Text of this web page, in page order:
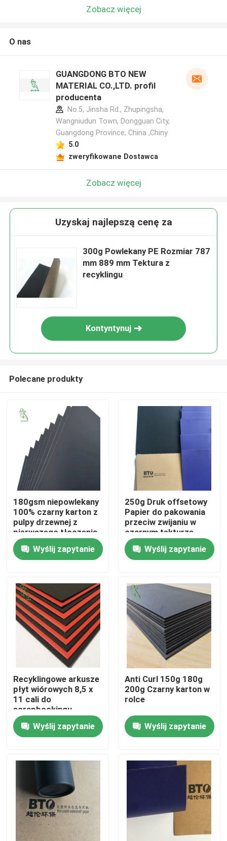
Dom
O nas
Wycieczka po fabryce
Kontrola jakości
Skontaktuj się z nami
Poprosić o wycenę
Papier ochronny do podłóg
Tymczasowa rolka zabezpieczająca podłogę
Ochrona podłogi z papieru kraft
Zobacz więcej
O nas
GUANGDONG BTO NEW
MATERIAL CO.,LTD. profil
producenta
No.5, Jinsha Rd., Zhupingsha,
Wangniudun Town, Dongguan City,
Guangdong Province, China ,Chiny
5.0
zweryfikowane Dostawca
Zobacz więcej
Uzyskaj najlepszą cenę za
300g Powlekany PE Rozmiar 787
mm 889 mm Tektura z
recyklingu
Kontyntynuj
Polecane produkty
180gsm niepowlekany
100% czarny karton z
pulpy drzewnej z
pierwszego tłoczenia
Wyślij zapytanie
250g Druk offsetowy
Papier do pakowania
przeciw zwijaniu w
czarnym tekturze
Wyślij zapytanie
Recyklingowe arkusze
płyt wiórowych 8,5 x
11 cali do
scrapbookingu
Wyślij zapytanie
Anti Curl 150g 180g
200g Czarny karton w
rolce
Wyślij zapytanie